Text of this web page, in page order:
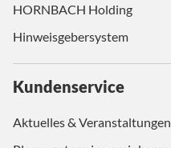
HORNBACH Holding
Hinweisgebersystem
Kundenservice
Aktuelles & Veranstaltungen